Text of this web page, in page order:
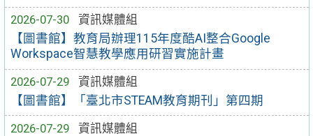
2026-07-30
資訊媒體組
【圖書館】教育局辦理115年度酷AI整合Google
Workspace智慧教學應用研習實施計畫
2026-07-29
資訊媒體組
【圖書館】「臺北市STEAM教育期刊」第四期
2026-07-29
資訊媒體組